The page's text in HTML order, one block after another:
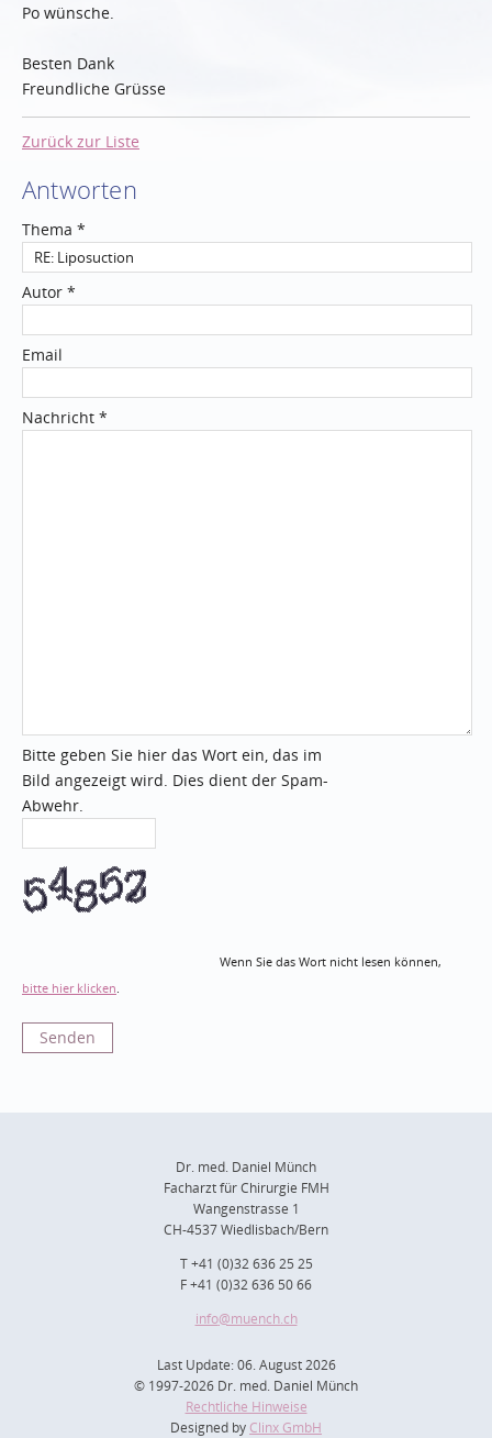
Po wünsche.
Besten Dank
Freundliche Grüsse
Zurück zur Liste
Antworten
Thema *
Autor *
Email
Nachricht *
Bitte geben Sie hier das Wort ein, das im
Bild angezeigt wird. Dies dient der Spam-
Abwehr.
Wenn Sie das Wort nicht lesen können,
bitte hier klicken
Dr. med. Daniel Münch
Facharzt für Chirurgie FMH
Wangenstrasse 1
CH-4537 Wiedlisbach/Bern
T +41 (0)32 636 25 25
F +41 (0)32 636 50 66
info@muench.ch
Last Update: 06. August 2026
© 1997-2026 Dr. med. Daniel Münch
Rechtliche Hinweise
Designed by Clinx GmbH